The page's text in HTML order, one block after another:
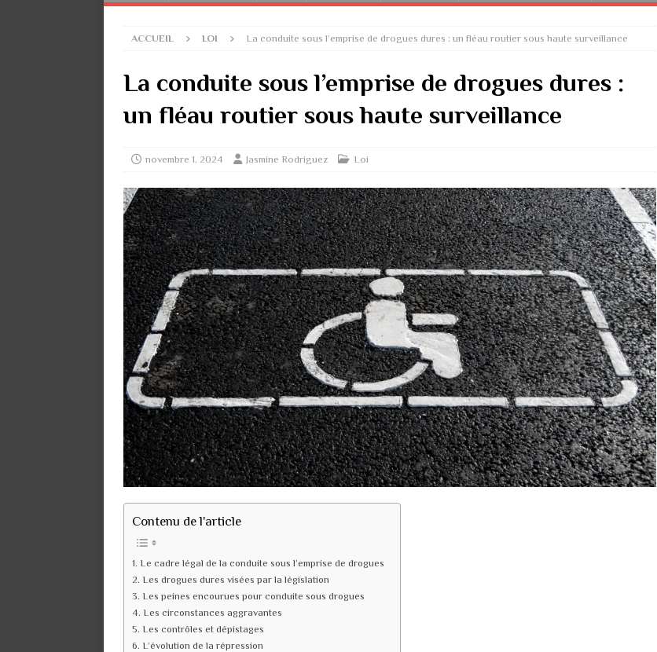
ACCUEIL LOI La conduite sous l’emprise de drogues dures : un fléau routier sous haute surveillance
La conduite sous l’emprise de drogues dures :
un fléau routier sous haute surveillance
novembre 1, 2024 Jasmine Rodriguez Loi
Contenu de l'article
Le cadre légal de la conduite sous l’emprise de drogues
Les drogues dures visées par la législation
Les peines encourues pour conduite sous drogues
Les circonstances aggravantes
Les contrôles et dépistages
L’évolution de la répression